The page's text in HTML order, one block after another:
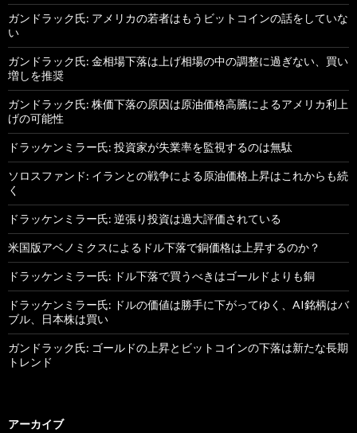
ガンドラック氏: アメリカの若者はもうビットコインの話をしていな
い
ガンドラック氏: 金相場下落は上げ相場の中の調整に過ぎない、買い
増しを推奨
ガンドラック氏: 株価下落の原因は原油価格高騰によるアメリカ利上
げの可能性
ドラッケンミラー氏: 投資家が失業率を監視するのは無駄
ソロスファンド: イランとの戦争による原油価格上昇はこれからも続
く
ドラッケンミラー氏: 逆張り投資は過大評価されている
米国版アベノミクスによるドル下落で銅価格は上昇するのか？
ドラッケンミラー氏: ドル下落で買うべきはゴールドよりも銅
ドラッケンミラー氏: ドルの価値は勝手に下がってゆく、AI銘柄はバ
ブル、日本株は買い
ガンドラック氏: ゴールドの上昇とビットコインの下落は新たな長期
トレンド
アーカイブ